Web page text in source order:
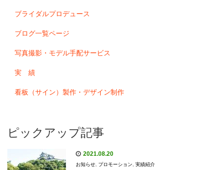
ブライダルプロデュース
ブログ一覧ページ
写真撮影・モデル手配サービス
実 績
看板（サイン）製作・デザイン制作
ピックアップ記事
2021.08.20
お知らせ プロモーション 実績紹介